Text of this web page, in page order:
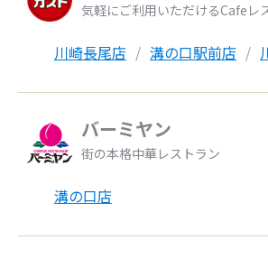
気軽にご利用いただけるCafeレ
川崎長尾店 溝の口駅前店
バーミヤン
街の本格中華レストラン
溝の口店